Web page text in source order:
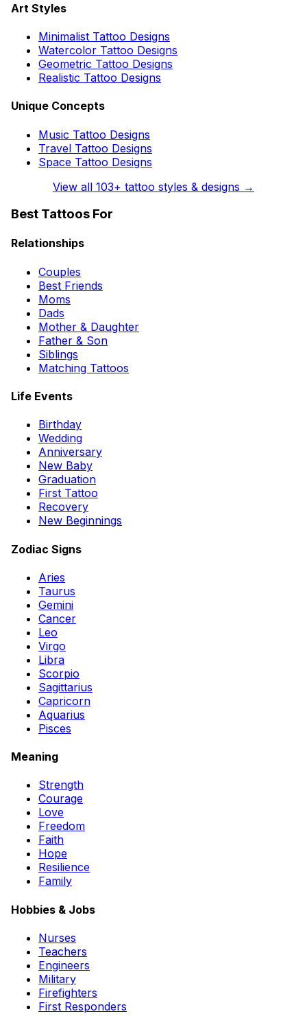
Art Styles
Minimalist Tattoo Designs
Watercolor Tattoo Designs
Geometric Tattoo Designs
Realistic Tattoo Designs
Unique Concepts
Music Tattoo Designs
Travel Tattoo Designs
Space Tattoo Designs
View all 103+ tattoo styles & designs →
Best Tattoos For
Relationships
Couples
Best Friends
Moms
Dads
Mother & Daughter
Father & Son
Siblings
Matching Tattoos
Life Events
Birthday
Wedding
Anniversary
New Baby
Graduation
First Tattoo
Recovery
New Beginnings
Zodiac Signs
Aries
Taurus
Gemini
Cancer
Leo
Virgo
Libra
Scorpio
Sagittarius
Capricorn
Aquarius
Pisces
Meaning
Strength
Courage
Love
Freedom
Faith
Hope
Resilience
Family
Hobbies & Jobs
Nurses
Teachers
Engineers
Military
Firefighters
First Responders